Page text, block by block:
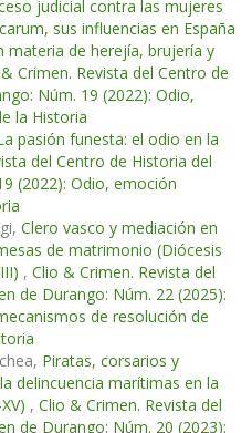
judicial contra las mujeres
sus influencias en España
materia de herejía, brujería y
Crimen. Revista del Centro de
Núm. 19 (2022): Odio,
la Historia
pasión funesta: el odio en la
del Centro de Historia del
(2022): Odio, emoción
Clero vasco y mediación en
de matrimonio (Diócesis
, Clio & Crimen. Revista del
de Durango: Núm. 22 (2025):
de resolución de
Piratas, corsarios y
delincuencia marítimas en la
, Clio & Crimen. Revista del
de Durango: Núm. 20 (2023):